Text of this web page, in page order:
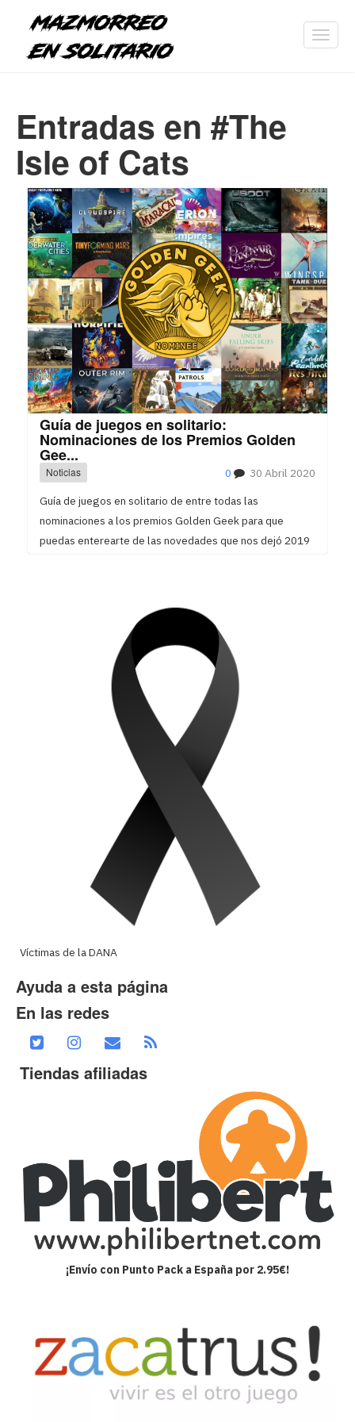
Entradas en #The
Isle of Cats
Guía de juegos en solitario:
Nominaciones de los Premios Golden
Gee...
Noticias 30 Abril 2020
0
Guía de juegos en solitario de entre todas las
nominaciones a los premios Golden Geek para que
puedas enterearte de las novedades que nos dejó 2019
Víctimas de la DANA
Ayuda a esta página
En las redes
Tiendas afiliadas
¡Envío con Punto Pack a España por 2.95€!